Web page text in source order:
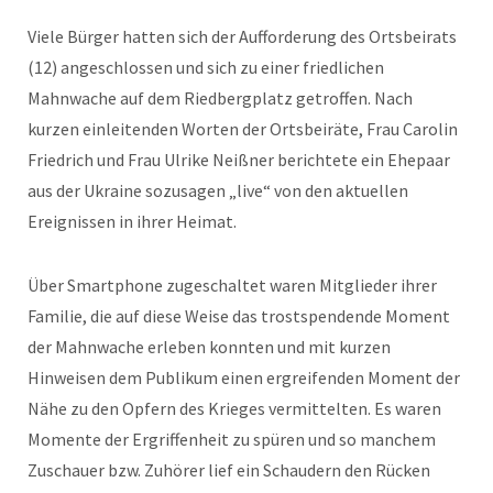
Viele Bürger hatten sich der Aufforderung des Ortsbeirats
(12) angeschlossen und sich zu einer friedlichen
Mahnwache auf dem Riedbergplatz getroffen. Nach
kurzen einleitenden Worten der Ortsbeiräte, Frau Carolin
Friedrich und Frau Ulrike Neißner berichtete ein Ehepaar
aus der Ukraine sozusagen „live“ von den aktuellen
Ereignissen in ihrer Heimat.
Über Smartphone zugeschaltet waren Mitglieder ihrer
Familie, die auf diese Weise das trostspendende Moment
der Mahnwache erleben konnten und mit kurzen
Hinweisen dem Publikum einen ergreifenden Moment der
Nähe zu den Opfern des Krieges vermittelten. Es waren
Momente der Ergriffenheit zu spüren und so manchem
Zuschauer bzw. Zuhörer lief ein Schaudern den Rücken